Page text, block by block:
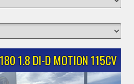
1.8 DI-D MOTION 115CV